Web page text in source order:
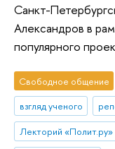
Санкт-
Александров в
популярного
Свободное общение
взгляд ученого
Лекторий «Полит.ру»